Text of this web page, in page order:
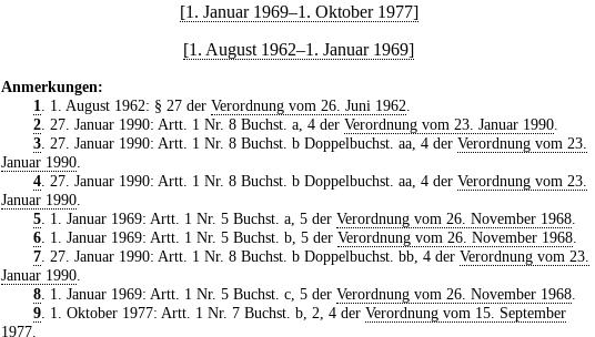
[1. Januar 1969–1. Oktober 1977]
[1. August 1962–1. Januar 1969]
Anmerkungen:
1
. 1. August 1962: § 27 der Verordnung vom 26. Juni 1962
2. 27. Januar 1990: Artt. 1 Nr. 8 Buchst. a, 4 der Verordnung vom 23. Januar 1990.
3. 27. Januar 1990: Artt. 1 Nr. 8 Buchst. b Doppelbuchst. aa, 4 der Verordnung vom 23.
Januar 1990
4. 27. Januar 1990: Artt. 1 Nr. 8 Buchst. b Doppelbuchst. aa, 4 der Verordnung vom 23.
Januar 1990
5. 1. Januar 1969: Artt. 1 Nr. 5 Buchst. a, 5 der Verordnung vom 26. November 1968.
6. 1. Januar 1969: Artt. 1 Nr. 5 Buchst. b, 5 der Verordnung vom 26. November 1968.
7. 27. Januar 1990: Artt. 1 Nr. 8 Buchst. b Doppelbuchst. bb, 4 der Verordnung vom 23.
Januar 1990
8. 1. Januar 1969: Artt. 1 Nr. 5 Buchst. c, 5 der Verordnung vom 26. November 1968.
9. 1. Oktober 1977: Artt. 1 Nr. 7 Buchst. b, 2, 4 der Verordnung vom 15. September
1977